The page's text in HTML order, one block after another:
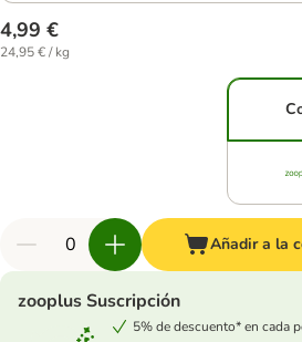
4,99 €
24,95 € / kg
Añadir a la
zooplus Suscripción
5% de descuento* en cada